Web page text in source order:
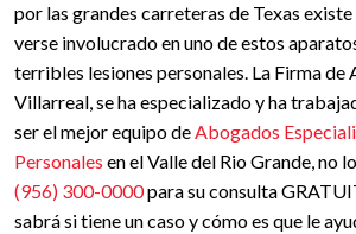
por las grandes carreteras de Texas
verse involucrado en uno de estos
terribles lesiones personales. La Firma de
Villarreal, se ha especializado y ha
ser el mejor equipo deAbogados
Personales en el Valle del Rio Grande, no
(956) 300-0000para su consulta
sabrá si tiene un caso y cómo es que le